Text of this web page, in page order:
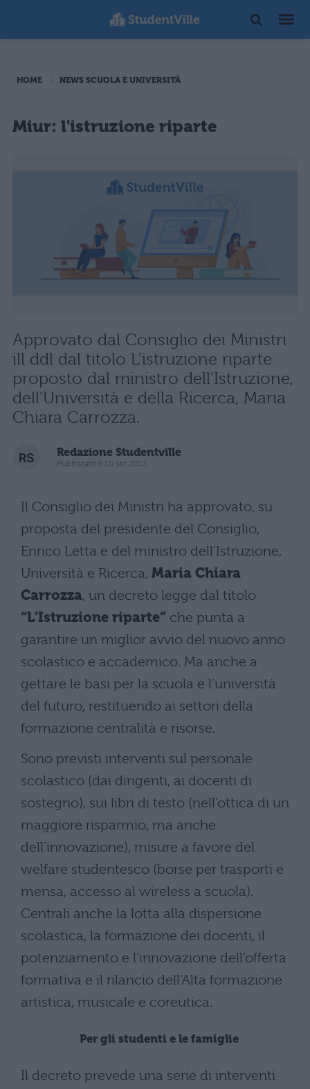
HOME NEWS SCUOLA E UNIVERSITÀ
Miur: l'istruzione riparte
Approvato dal Consiglio dei Ministri
ill ddl dal titolo L'istruzione riparte
proposto dal ministro dell'Istruzione,
dell'Università e della Ricerca, Maria
Chiara Carrozza.
Redazione Studentville
Pubblicato il 10 set 2013
Il Consiglio dei Ministri ha approvato, su
proposta del presidente del Consiglio,
Enrico Letta e del ministro dell’Istruzione,
Università e Ricerca, Maria Chiara
Carrozza, un decreto legge dal titolo
“L’Istruzione riparte” che punta a
garantire un miglior avvio del nuovo anno
scolastico e accademico. Ma anche a
gettare le basi per la scuola e l’università
del futuro, restituendo ai settori della
formazione centralità e risorse.
Sono previsti interventi sul personale
scolastico (dai dirigenti, ai docenti di
sostegno), sui libri di testo (nell’ottica di un
maggiore risparmio, ma anche
dell’innovazione), misure a favore del
welfare studentesco (borse per trasporti e
mensa, accesso al wireless a scuola).
Centrali anche la lotta alla dispersione
scolastica, la formazione dei docenti, il
potenziamento e l’innovazione dell’offerta
formativa e il rilancio dell’Alta formazione
artistica, musicale e coreutica.
Per gli studenti e le famiglie
Il decreto prevede una serie di interventi